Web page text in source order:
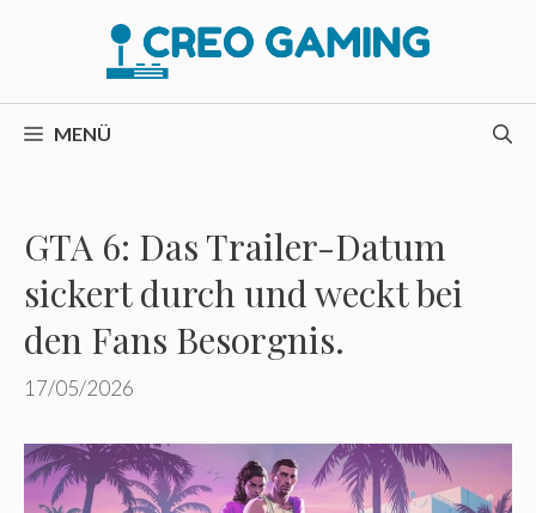
MENÜ
GTA 6: Das Trailer-Datum
sickert durch und weckt bei
den Fans Besorgnis.
17/05/2026